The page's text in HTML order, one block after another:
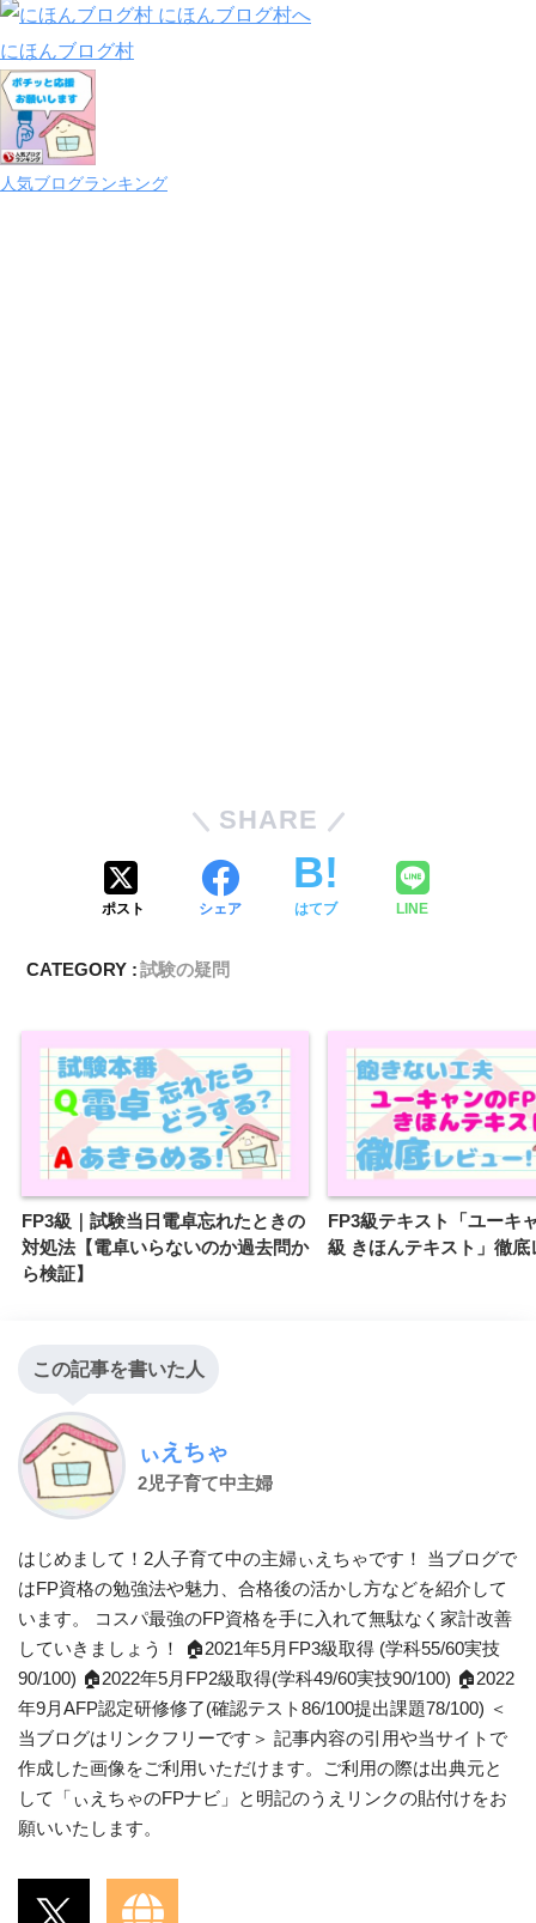
にほんブログ村
人気ブログランキング
SHARE
ポスト シェア はてブ LINE
CATEGORY :試験の疑問
FP3級｜試験当日電卓忘れたときの
対処法【電卓いらないのか過去問か
ら検証】
FP3級テキスト「ユーキ
級 きほんテキスト」徹底
この記事を書いた人
ぃえちゃ
2児子育て中主婦
はじめまして！2人子育て中の主婦ぃえちゃです！ 当ブログで
はFP資格の勉強法や魅力、合格後の活かし方などを紹介して
います。 コスパ最強のFP資格を手に入れて無駄なく家計改善
していきましょう！ 🏠2021年5月FP3級取得 (学科55/60実技
90/100) 🏠2022年5月FP2級取得(学科49/60実技90/100) 🏠2022
年9月AFP認定研修修了(確認テスト86/100提出課題78/100) ＜
当ブログはリンクフリーです＞ 記事内容の引用や当サイトで
作成した画像をご利用いただけます。ご利用の際は出典元と
して「ぃえちゃのFPナビ」と明記のうえリンクの貼付けをお
願いいたします。